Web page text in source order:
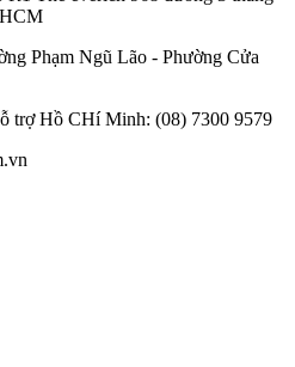
Phạm Ngũ Lão - Phường Cửa
trợ Hồ CHí Minh: (08) 7300 9579